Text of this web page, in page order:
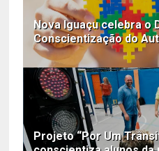
Nova Iguaçu celebra o
Conscientização do
Projeto “Por Um